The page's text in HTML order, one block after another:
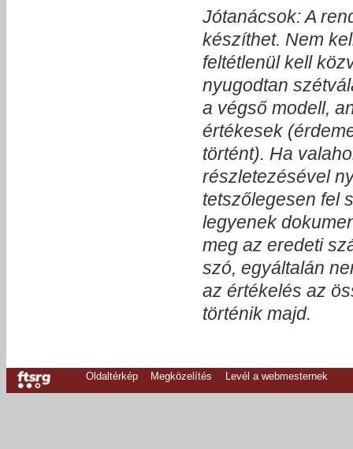
Jótanácsok: A
készíthet. Nem
feltétlenül kell
nyugodtan
a végső modell,
értékesek
történt). Ha
részletezésével
tetszőlegesen fel
legyenek
meg az eredeti
szó, egyáltalán
az értékelés az
történik majd.
Oldaltérkép Megközelítés Levél a webmesternek